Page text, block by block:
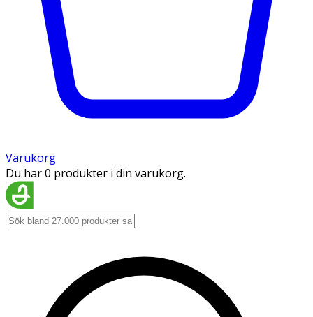
Varukorg
Du har 0 produkter i din varukorg.